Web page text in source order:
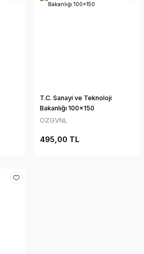
T.C. Sanayi ve Teknoloji
Bakanlığı 100x150
OZGVNL
495,00 TL